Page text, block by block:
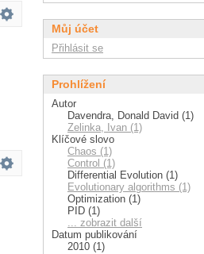
Můj účet
Přihlásit se
Prohlížení
Autor
Davendra, Donald David (1)
Zelinka, Ivan (1)
Klíčové slovo
Chaos (1)
Control (1)
Differential Evolution (1)
Evolutionary algorithms (1)
Optimization (1)
PID (1)
... zobrazit další
Datum publikování
2010 (1)